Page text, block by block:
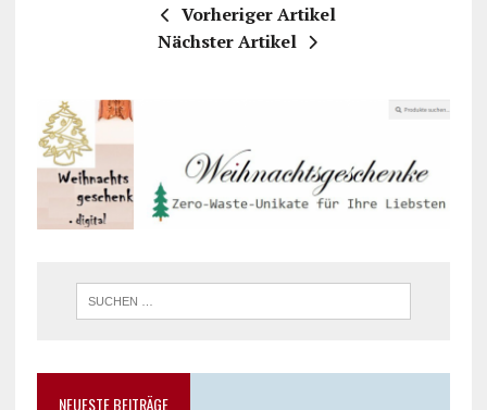
Vorheriger Artikel
Nächster Artikel
NEUESTE BEITRÄGE